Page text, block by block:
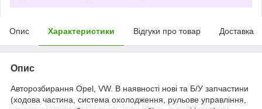
Опис Характеристики Відгуки про товар Доставка
Опис
Авторозбирання Opel, VW. В наявності нові та Б/У запчастини
(ходова частина, система охолодження, рульове управління,